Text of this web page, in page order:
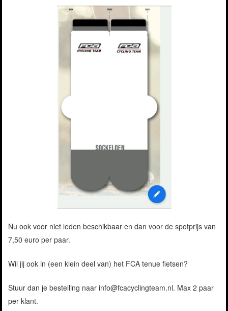
Nu ook voor niet leden beschikbaar en dan voor de spotprijs van
7,50 euro per paar.
Wil jij ook in (een klein deel van) het FCA tenue fietsen?
Stuur dan je bestelling naar info@fcacyclingteam.nl. Max 2 paar
per klant.